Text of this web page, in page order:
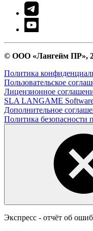
© ООО «Лангейм ПР»,
Политика
Пользовательское
Лицензионное
SLA LANGAME
Дополнительное
Политика безопасности
Экспресс - отчёт об